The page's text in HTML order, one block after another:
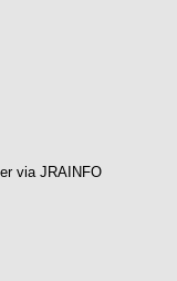
via JRAINFO